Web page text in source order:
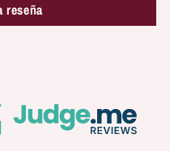
reseña